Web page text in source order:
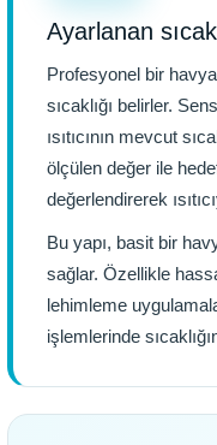
Ayarlanan
Profesyonel bir
sıcaklığı belirler.
ısıtıcının mevcut
ölçülen değer ile
değerlendirerek
Bu yapı, basit bir
sağlar. Özellikle
lehimleme
işlemlerinde